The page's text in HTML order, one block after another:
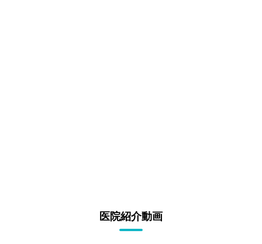
医院紹介動画